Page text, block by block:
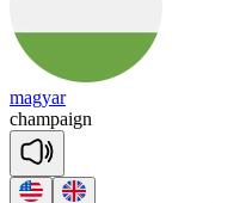
magyar
champaign